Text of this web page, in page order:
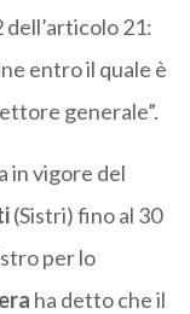
dell’articolo 21:
entro il quale è
generale”.
in vigore del
(Sistri) fino al 30
per lo
ha detto che il